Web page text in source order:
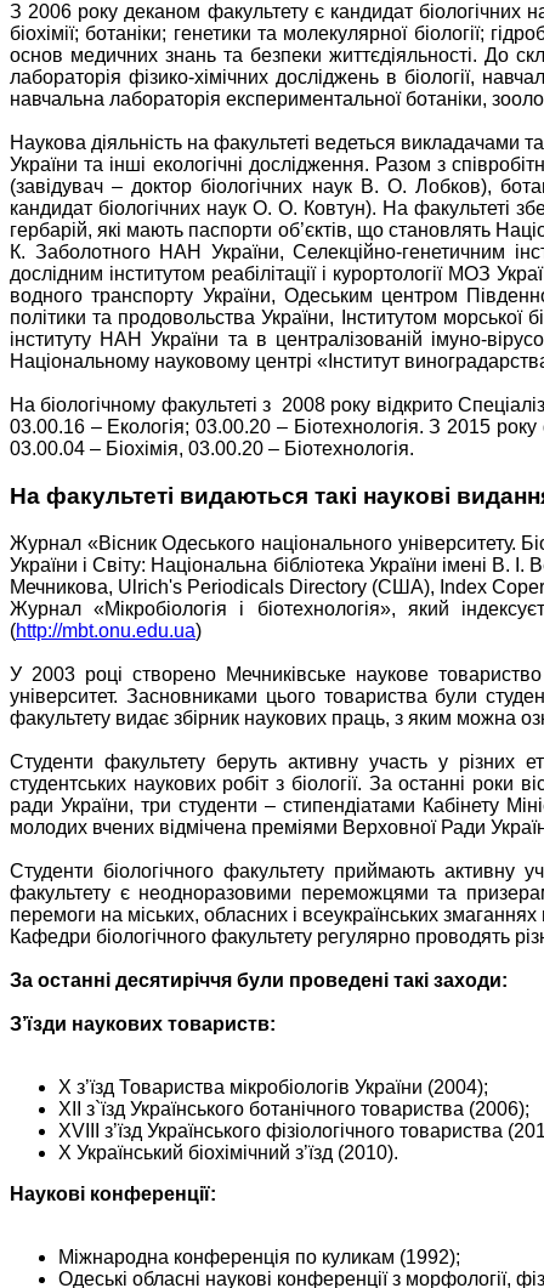
З 2006 року деканом факультету є кандидат біологічних
біохімії; ботаніки; генетики та молекулярної біології;
основ медичних знань та безпеки життєдіяльності. До
лабораторія фізико-хімічних досліджень в біології,
навчальна лабораторія експериментальної ботаніки,
Наукова діяльність на факультеті ведеться викладачами
України та інші екологічні дослідження. Разом з
(завідувач – доктор біологічних наук В. О. Лобкoв),
кандидат біологічних наук О. О. Ковтун). На факультеті
гербарій, які мають паспорти об’єктів, що становлять
К. Заболотного НАН України, Селекційно-генетичним
дослідним інститутом реабілітації і курортології МОЗ
водного транспорту України, Одеським центром
політики та продовольства України, Інститутом
інституту НАН України та в централізованій імуно-
Національному науковому центрі «Інститут
На біологічному факультеті з 2008 року відкрито
03.00.16 – Екологія; 03.00.20 – Біотехнологія. З 2015
03.00.04 – Біохімія, 03.00.20 – Біотехнологія.
На факультеті видаються такі наукові
Журнал «Вісник Одеського національного університету.
України і Світу: Національна бібліотека України імені В.
Мечникова, Ulrich's Periodicals Directory (США), Index
Журнал «Мікробіологія і біотехнологія», який
(http://mbt.onu.edu.ua)
У 2003 році створено Мечниківське наукове товариство
університет. Засновниками цього товариства були
факультету видає збірник наукових праць, з яким можна
Студенти факультету беруть активну участь у різних
студентських наукових робіт з біології. За останні роки
ради України, три студенти – стипендіатами Кабінету
молодих вчених відмічена преміями Верховної Ради
Студенти біологічного факультету приймають активну
факультету є неодноразовими переможцями та
перемоги на міських, обласних і всеукраїнських
Кафедри біологічного факультету регулярно проводять
За останні десятиріччя були проведені такі заходи:
З’їзди наукових товариств:
Х з’їзд Товариства мікробіологів України (2004);
ХІІ з`їзд Українського ботанічного товариства (2006);
ХVІІІ з’їзд Українського фізіологічного товариства
Х Український біохімічний з’їзд (2010).
Наукові конференції:
Міжнародна конференція по куликам (1992);
Одеські обласні наукові конференції з морфології,